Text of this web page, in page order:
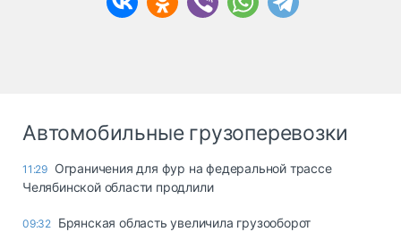
Автомобильные грузоперевозки
11:29 Ограничения для фур на федеральной трассе
Челябинской области продлили
09:32 Брянская область увеличила грузооборот